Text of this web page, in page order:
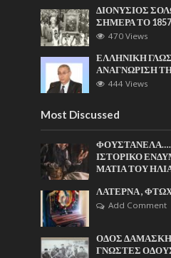
ΔΙΟΝΥΣΙΟΣ
ΣΗΜΕΡΑ ΤΟ
470 Views
ΕΛΛΗΝΙΚΗ
ΑΝΑΓΝΩΡΙΣΗ
444 Views
Most Discussed
ΙΣΤΟΡΙΚΟ
ΜΑΤΙΑ ΤΟΥ
ΛΑΤΕΡΝΑ ,
Add Comment
ΟΔΟΣ
ΓΝΩΣΤΕΣ